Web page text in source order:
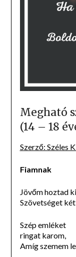
Megható
(14 – 18
Szerző: Széles
Fiamnak
Jövőm hoztad
Szövetséget
Szép emléket
ringat karom,
Amíg szemem